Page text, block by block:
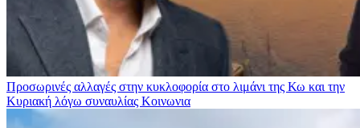
Προσωρινές αλλαγές στην κυκλοφορία στο λιμάνι της Κω και την
Κυριακή λόγω συναυλίας Κοινωνια